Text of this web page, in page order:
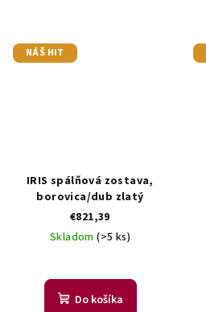
NÁŠ HIT
IRIS spálňová zostava,
borovica/dub zlatý
€821,39
Skladom(>5 ks)
Do košíka